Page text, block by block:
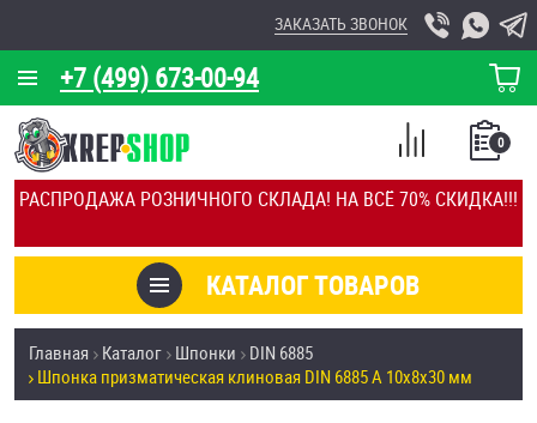
РАСПРОДАЖА РОЗНИЧНОГО СКЛАДА! НА ВСЁ 70% СКИДКА!!!
+7 (499) 673-00-94
ЗАКАЗАТЬ ЗВОНОК
КОРЗИНА
О КОМПАНИИ
КАЛЬКУЛЯТОР
ОТЗЫВЫ
УСЛУГИ
СКИДКИ
КАТАЛОГ ТОВАРОВ
0
СПИСОК
СРАВНЕНИЕ
Товары со скидкой
Анкеры
Главная Каталог Шпонки
DIN 6885
Шпонка призматическая клиновая DIN 6885 А 10х8х30 мм